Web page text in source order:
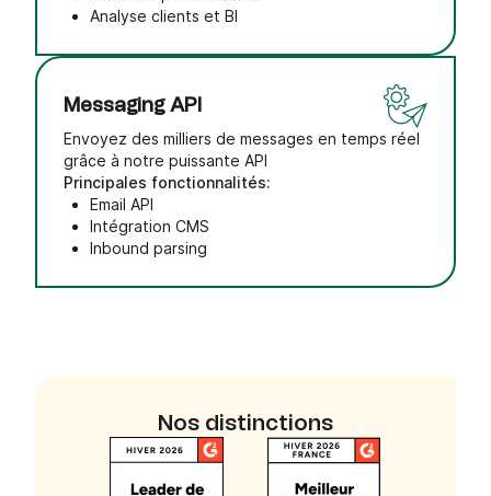
Analyse clients et BI
Messaging API
Envoyez des milliers de messages en temps réel
grâce à notre puissante API
Principales fonctionnalités:
Email API
Intégration CMS
Inbound parsing
Nos distinctions